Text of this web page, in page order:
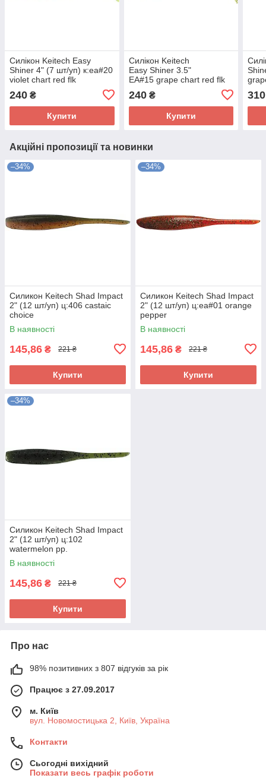
Силікон Keitech Easy
Shiner 4" (7 шт/уп) к:ea#20
violet chart red flk
240 ₴
Купити
Силікон Keitech
Easy Shiner 3.5"
EA#15 grape chart red flk
240₴
Купити
310
Акційні пропозиції та новинки
–34%
Силикон Keitech Shad Impact
2" (12 шт/уп) ц:406 castaic
choice
В наявності
145,86 ₴ 221 ₴
Купити
–34%
Силикон Keitech Shad Impact
2" (12 шт/уп) ц:ea#01 orange
pepper
В наявності
145,86 ₴ 221 ₴
Купити
–34%
Силикон Keitech Shad Impact
2" (12 шт/уп) ц:102
watermelon pp.
В наявності
145,86 ₴ 221 ₴
Купити
Про нас
98% позитивних з 807 відгуків за рік
Працює з 27.09.2017
м. Київ
вул. Новомостицька 2, Київ, Україна
Контакти
Сьогодні вихідний
Показати весь графік роботи